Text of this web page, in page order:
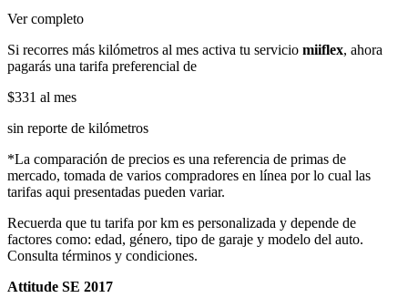
Ver completo
Si recorres más kilómetros al mes activa tu servicio miiflex, ahora
pagarás una tarifa preferencial de
$331 al mes
sin reporte de kilómetros
*La comparación de precios es una referencia de primas de
mercado, tomada de varios compradores en línea por lo cual las
tarifas aqui presentadas pueden variar.
Recuerda que tu tarifa por km es personalizada y depende de
factores como: edad, género, tipo de garaje y modelo del auto.
Consulta términos y condiciones.
Attitude SE 2017